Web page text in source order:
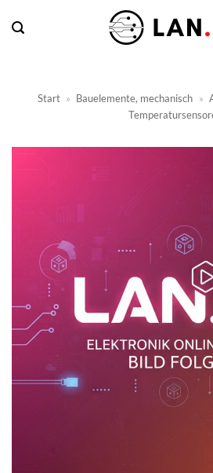
Inhalt
Start » Bauelemente, mechanisch »